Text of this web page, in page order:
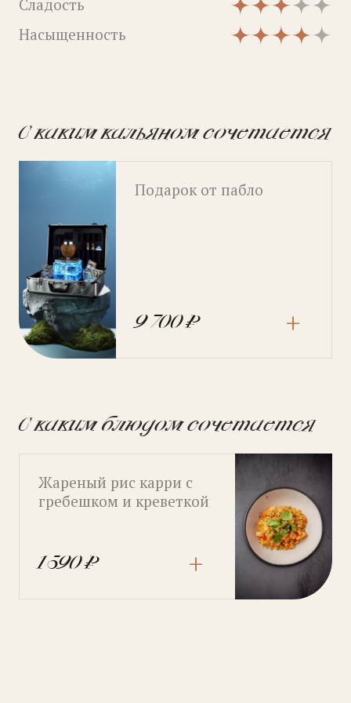
Сладость
Насыщенность
С каким кальяном сочетается
Подарок от пабло
9 700 ₽ +
С каким блюдом сочетается
Жареный рис карри с
гребешком и креветкой
1 590 ₽ +
Крепость
Сладость
Сладость
Насыщенность